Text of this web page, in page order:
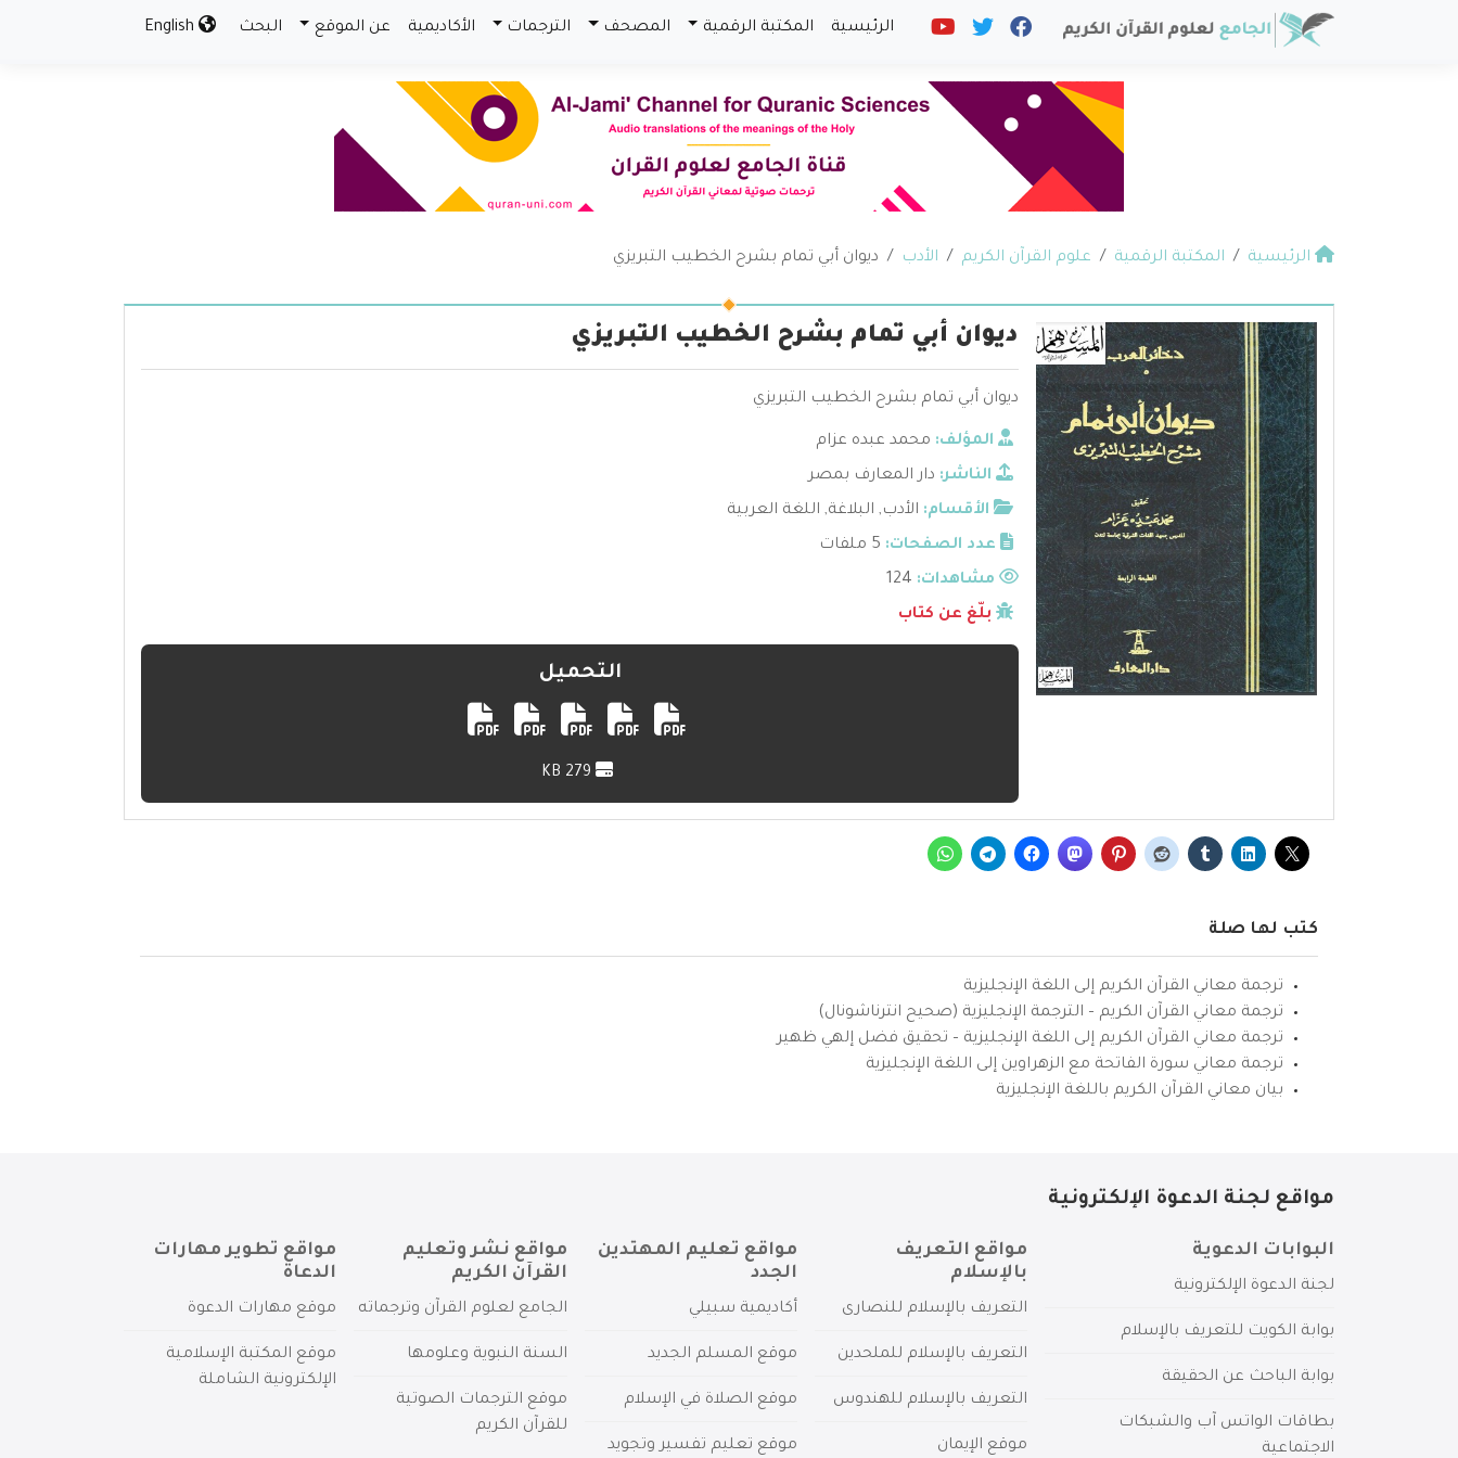
الرئيسية المكتبة الرقمية المصحف الترجمات الأكاديمية عن الموقع البحث
الرئيسية المكتبة الرقمية علوم القرآن الكريم الأدب ديوان أبي تمام بشرح الخطيب التبريزي
ديوان أبي تمام بشرح الخطيب التبريزي
ديوان أبي تمام بشرح الخطيب التبريزي
المؤلف: محمد عبده عزام
الناشر: دار المعارف بمصر
الأقسام: الأدب, البلاغة, اللغة العربية
عدد الصفحات: 5 ملفات
مشاهدات:
بلّغ عن كتاب
التحميل
كتب لها صلة
ترجمة معاني القرآن الكريم إلى اللغة الإنجليزية
ترجمة معاني القرآن الكريم – الترجمة الإنجليزية (صحيح انترناشونال)
ترجمة معاني القرآن الكريم إلى اللغة الإنجليزية – تحقيق فضل إلهي ظهير
ترجمة معاني سورة الفاتحة مع الزهراوين إلى اللغة الإنجليزية
بيان معاني القرآن الكريم باللغة الإنجليزية
مواقع لجنة الدعوة الإلكترونية
البوابات الدعوية
لجنة الدعوة الإلكترونية
بوابة الكويت للتعريف بالإسلام
بوابة الباحث عن الحقيقة
بطاقات الواتس آب والشبكات
الاجتماعية
مواقع التعريف
بالإسلام
التعريف بالإسلام للنصارى
التعريف بالإسلام للملحدين
التعريف بالإسلام للهندوس
موقع الإيمان
مواقع تعليم المهتدين
الجدد
أكاديمية سبيلي
موقع المسلم الجديد
موقع الصلاة في الإسلام
موقع تعليم تفسير وتجويد
مواقع نشر وتعليم
القرآن الكريم
الجامع لعلوم القرآن وترجماته
السنة النبوية وعلومها
موقع الترجمات الصوتية
للقرآن الكريم
مواقع تطوير مهارات
الدعاة
موقع مهارات الدعوة
موقع المكتبة الإسلامية
الإلكترونية الشاملة